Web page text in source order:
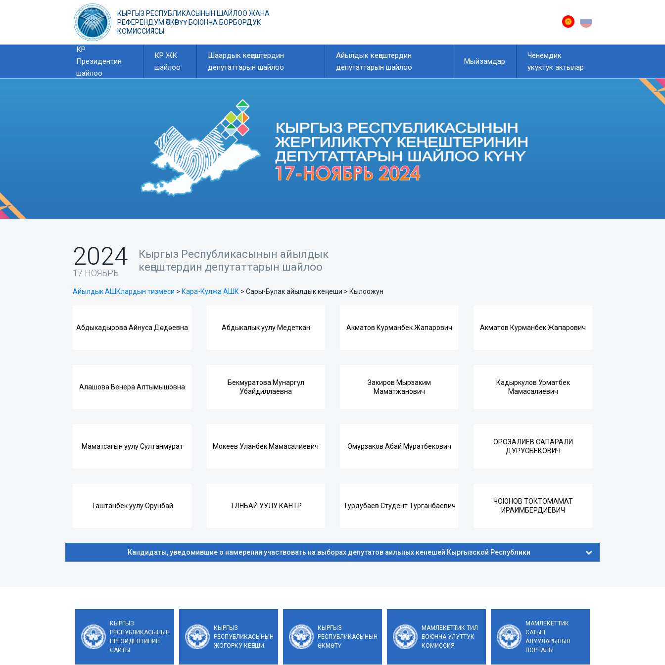
КЫРГЫЗ РЕСПУБЛИКАСЫНЫН ШАЙЛОО ЖАНА
РЕФЕРЕНДУМ ӨТКӨРҮҮ БОЮНЧА БОРБОРДУК
КОМИССИЯСЫ
КР
Президентин
шайлоо
КР ЖК
шайлоо
Шаардык кеңештердин
депутаттарын шайлоо
Айылдык кеңештердин
депутаттарын шайлоо
Мыйзамдар
Ченемдик
укуктук актылар
2024
17 НОЯБРЬ
Кыргыз Республикасынын айылдык
кеңештердин депутаттарын шайлоо
Айылдык АШКлардын тизмеси > Кара-Кулжа АШК > Сары-Булак айылдык кеңеши > Кылоожун
Абдыкадырова Айнуса Дөдөевна Абдыкалык уулу Медеткан Акматов Курманбек Жапарович Акматов Курманбек Жапарович
Алашова Венера Алтымышовна
Бекмуратова Мунаргүл
Убайдиллаевна
Закиров Мырзаким
Маматжанович
Кадыркулов Урматбек
Мамасалиевич
Маматсагын уулу Султанмурат Мокеев Уланбек Мамасалиевич Омурзаков Абай Муратбекович
ОРОЗАЛИЕВ САПАРАЛИ
ДУРУСБЕКОВИЧ
Таштанбек уулу Орунбай ТӨЛӨНБАЙ УУЛУ КАНТӨРӨ Турдубаев Студент Турганбаевич
ЧОЮНОВ ТОКТОМАМАТ
ИРАИМБЕРДИЕВИЧ
Кандидаты, уведомившие о намерении участвовать на выборах депутатов аильных кенешей Кыргызской Республики
КЫРГЫЗ
РЕСПУБЛИКАСЫНЫН
ПРЕЗИДЕНТИНИН
САЙТЫ
КЫРГЫЗ
РЕСПУБЛИКАСЫНЫН
ЖОГОРКУ КЕҢЕШИ
КЫРГЫЗ
РЕСПУБЛИКАСЫНЫН
ӨКМӨТҮ
МАМЛЕКЕТТИК ТИЛ
БОЮНЧА УЛУТТУК
КОМИССИЯ
МАМЛЕКЕТТИК
САТЫП
АЛУУЛАРЫНЫН
ПОРТАЛЫ